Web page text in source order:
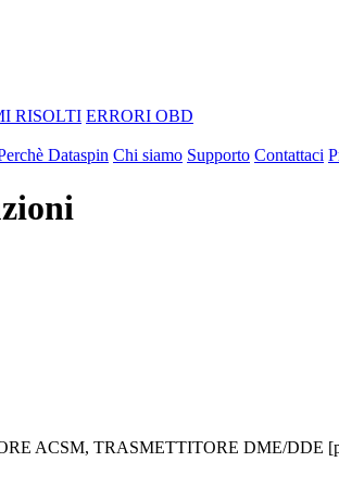
RISOLTI ERRORI OBD
Dataspin Chi siamo Supporto Contattaci
ACSM, TRASMETTITORE DME/DDE